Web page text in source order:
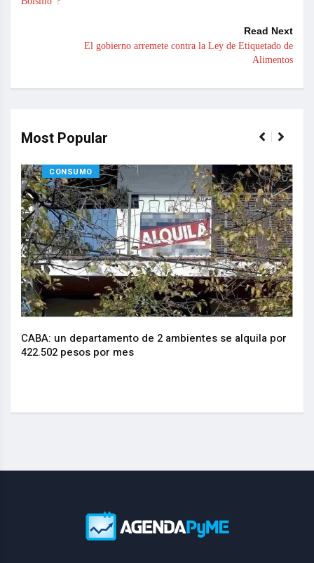
Read Next
El gobierno arremete contra la Ley de Etiquetado de
Alimentos
Most Popular
CONSUMO
CABA: un departamento de 2 ambientes se alquila por
422.502 pesos por mes